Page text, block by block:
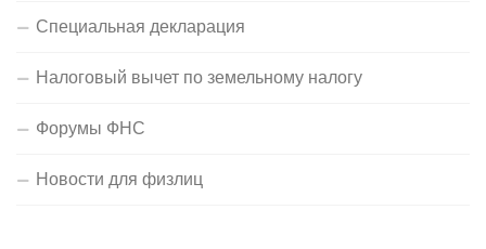
Специальная декларация
Налоговый вычет по земельному налогу
Форумы ФНС
Новости для физлиц